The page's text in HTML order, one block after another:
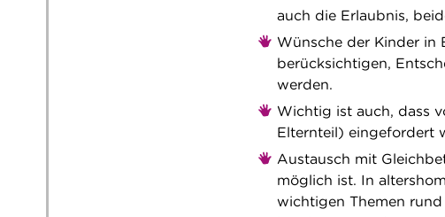
auch die Erlaubnis,
Wünsche der Kinder in
berücksichtigen,
werden.
Wichtig ist auch, dass
Elternteil) eingefordert
Austausch mit
möglich ist. In
wichtigen Themen